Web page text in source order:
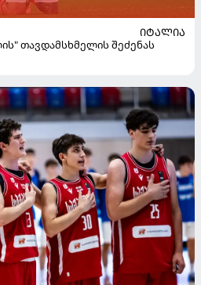
ᲘᲢᲐᲚᲘᲐ
თავდამსხმელის შეძენას